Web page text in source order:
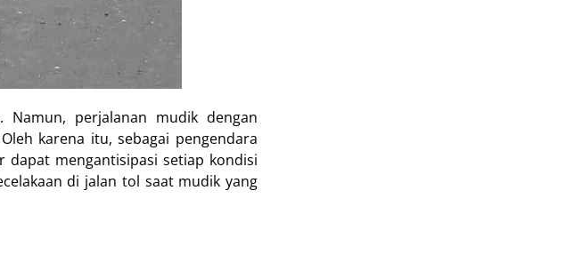
perjalanan mudik dengan
karena itu, sebagai pengendara
mengantisipasi setiap kondisi
di jalan tol saat mudik yang